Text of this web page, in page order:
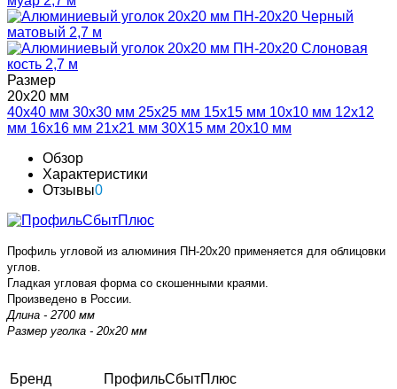
Размер
20х20 мм
40х40 мм 30х30 мм 25х25 мм 15х15 мм 10х10 мм 12х12
мм 16х16 мм 21х21 мм 30Х15 мм 20х10 мм
Обзор
Характеристики
Отзывы0
Профиль угловой из алюминия ПН-20х20 применяется для облицовки
углов.
Гладкая угловая форма со скошенными краями.
Произведено в России.
Длина - 2700 мм
Размер уголка - 20х20 мм
Бренд
ПрофильСбытПлюс